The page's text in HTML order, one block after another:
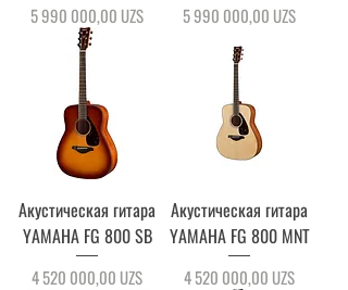
Цена
5 990 000,00 UZS Цена
5 990 000,00 UZS
Акустическая гитара
YAMAHA FG 800 SB
Цена
4 520 000,00 UZS
Акустическая гитара
YAMAHA FG 800 MNT
Цена
4 520 000,00 UZS